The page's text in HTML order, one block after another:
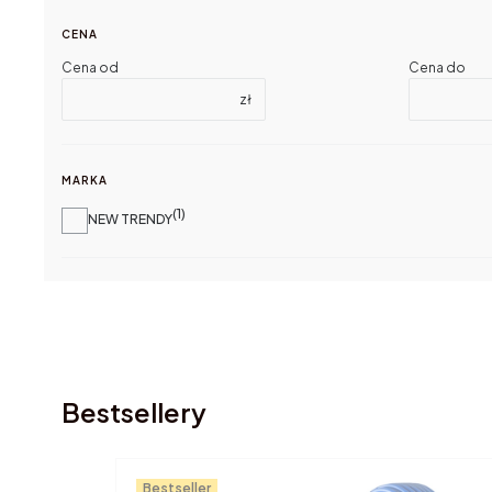
CENA
Cena od
zł
Cena do
MARKA
MarkaNEW TRENDY 1
Bestsellery
Bestseller